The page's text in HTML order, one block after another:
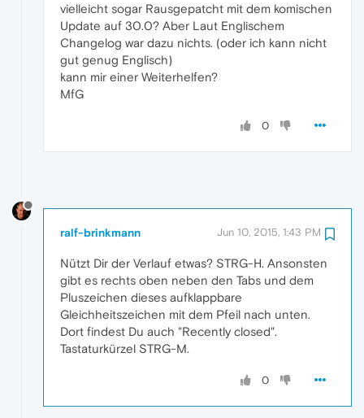
vielleicht sogar Rausgepatcht mit dem komischen
Update auf 30.0? Aber Laut Englischem
Changelog war dazu nichts. (oder ich kann nicht
gut genug Englisch)
kann mir einer Weiterhelfen?
MfG
0
ralf-brinkmann Jun 10, 2015, 1:43 PM
Nützt Dir der Verlauf etwas? STRG-H. Ansonsten
gibt es rechts oben neben den Tabs und dem
Pluszeichen dieses aufklappbare
Gleichheitszeichen mit dem Pfeil nach unten.
Dort findest Du auch "Recently closed".
Tastaturkürzel STRG-M.
0